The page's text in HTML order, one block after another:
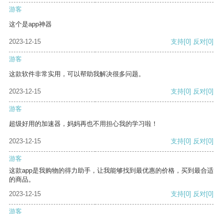
游客
这个是app神器
2023-12-15 支持[0] 反对[0]
游客
这款软件非常实用，可以帮助我解决很多问题。
2023-12-15 支持[0] 反对[0]
游客
超级好用的加速器，妈妈再也不用担心我的学习啦！
2023-12-15 支持[0] 反对[0]
游客
这款app是我购物的得力助手，让我能够找到最优惠的价格，买到最合适
的商品。
2023-12-15
支持[0] 反对[0]
游客